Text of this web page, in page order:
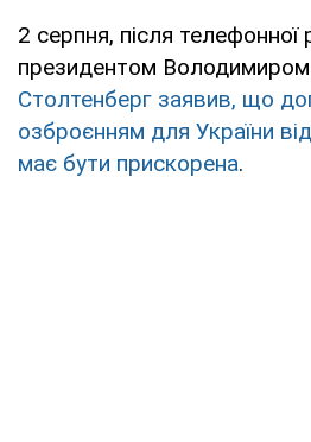
2 серпня, після телефонної
президентом
Столтенберг заявив, що
озброєнням для України
має бути прискорена.